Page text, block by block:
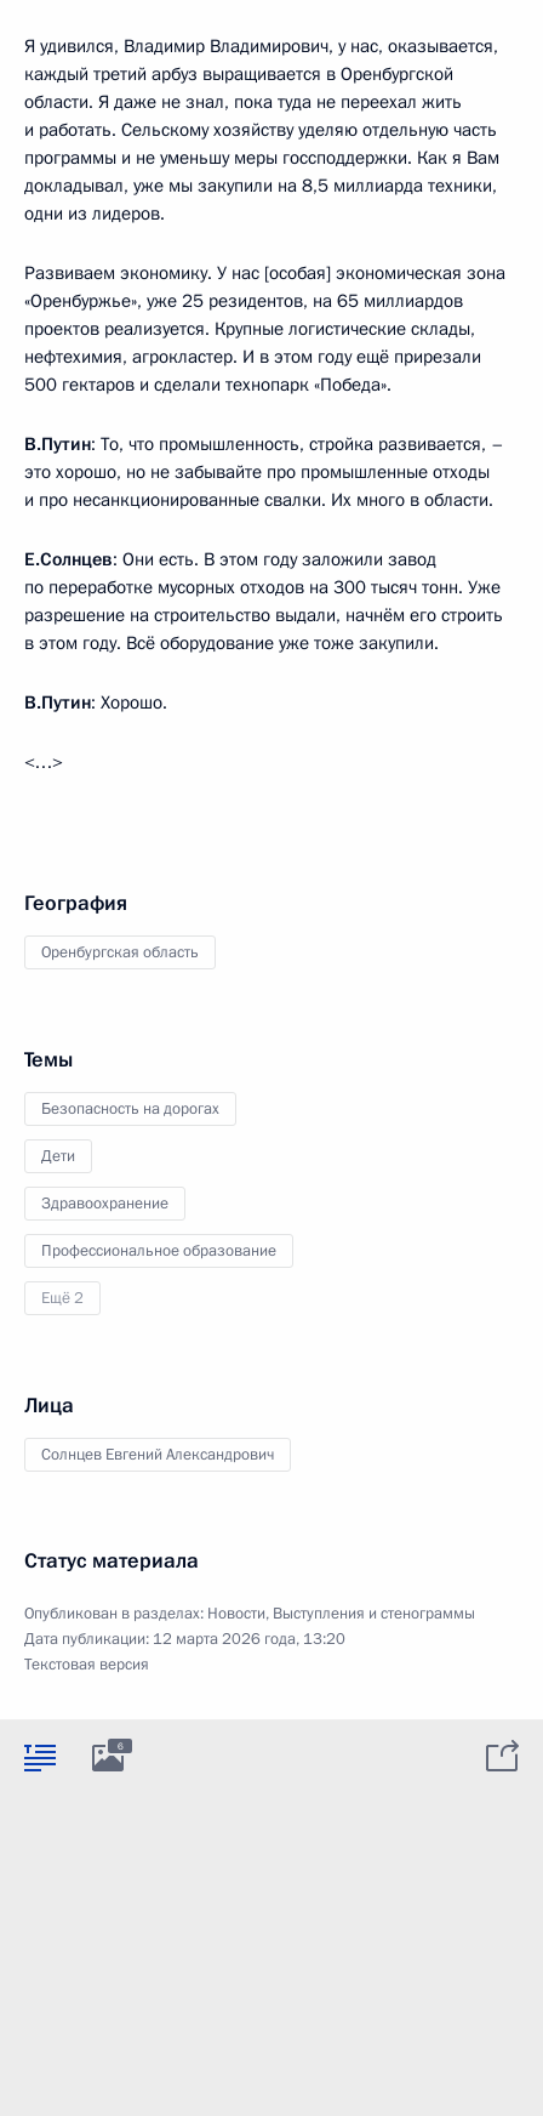
Я удивился, Владимир Владимирович, у нас, оказывается,
каждый третий арбуз выращивается в Оренбургской
области. Я даже не знал, пока туда не переехал жить
и работать. Сельскому хозяйству уделяю отдельную часть
программы и не уменьшу меры госсподдержки. Как я Вам
докладывал, уже мы закупили на 8,5 миллиарда техники,
одни из лидеров.
Развиваем экономику. У нас [особая] экономическая зона
«Оренбуржье», уже 25 резидентов, на 65 миллиардов
проектов реализуется. Крупные логистические склады,
нефтехимия, агрокластер. И в этом году ещё прирезали
500 гектаров и сделали технопарк «Победа».
В.Путин: То, что промышленность, стройка развивается, –
это хорошо, но не забывайте про промышленные отходы
и про несанкционированные свалки. Их много в области.
Е.Солнцев: Они есть. В этом году заложили завод
по переработке мусорных отходов на 300 тысяч тонн. Уже
разрешение на строительство выдали, начнём его строить
в этом году. Всё оборудование уже тоже закупили.
В.Путин: Хорошо.
<…>
География
Оренбургская область
Темы
Безопасность на дорогах
Дети
Здравоохранение
Профессиональное образование
Ещё 2
Лица
Солнцев Евгений Александрович
Статус материала
Опубликован в разделах: Новости, Выступления и стенограммы
Дата публикации: 12 марта 2026 года, 13:20
Текстовая версия
6